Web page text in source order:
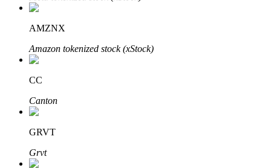
AMZNX
Amazon tokenized stock (xStock)
CC
Canton
GRVT
Grvt